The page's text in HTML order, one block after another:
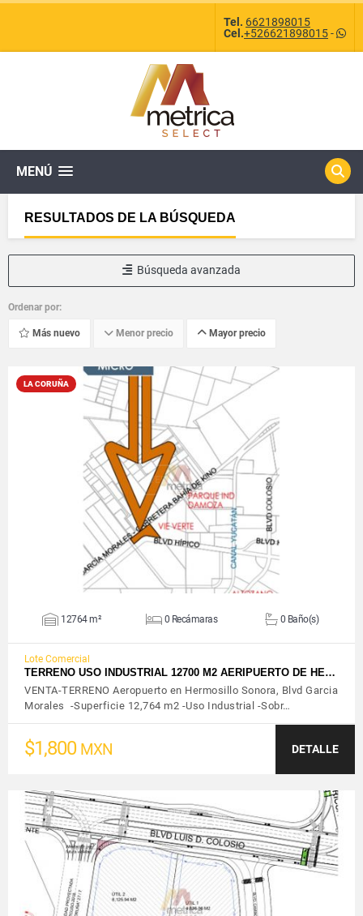
Tel. 6621898015
Cel.+526621898015-
MENÚ
RESULTADOS DE LA BÚSQUEDA
Búsqueda avanzada
Ordenar por:
Más nuevo Menor precio Mayor precio
LA CORUÑA
VER DETALLES
12764 m² 0 Recámaras 0 Baño(s)
Lote Comercial
TERRENO USO INDUSTRIAL 12700 M2 AERIPUERTO DE HE…
VENTA-TERRENO Aeropuerto en Hermosillo Sonora, Blvd Garcia
Morales -Superficie 12,764 m2 -Uso Industrial -Sobr…
$1,800 MXN DETALLE
VER DETALLES